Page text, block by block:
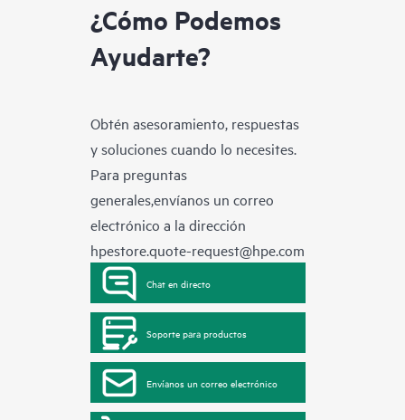
¿Cómo Podemos
Ayudarte?
Obtén asesoramiento, respuestas
y soluciones cuando lo necesites.
Para preguntas
generales,envíanos un correo
electrónico a la dirección
hpestore.quote-request@hpe.com
Chat en directo
Soporte para productos
Envíanos un correo electrónico